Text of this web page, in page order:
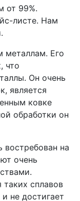
от 99%.
листе. Нам
металлам. Его
что
Он очень
является
ковке
обработки он
востребован на
очень
сплавов
не достигает